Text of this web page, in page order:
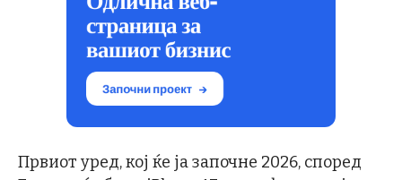
Првиот уред, кој ќе ја започне 2026, според